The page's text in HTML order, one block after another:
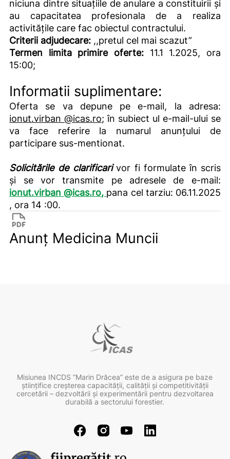
niciuna dintre situațiile de anulare a constituirii și
au capacitatea profesionala de a realiza
activitățile care fac obiectul contractului.
Criterii adjudecare: ,,pretul cel mai scazut”
Termen limita primire oferte: 11.1 1.2025, ora
15:00;
Informatii suplimentare:
Oferta se va depune pe e-mail, la adresa:
ionut.virban @icas.ro; în subiect ul e-mail-ului se
va face referire la numarul anunțului de
participare sus-mentionat.
Solicitările de clarificarivor fi formulate în scris
și se vor transmite pe adresele de e-mail:
ionut.virban @icas.ro, pana cel tarziu: 06.11.2025
, ora 14 :00.
Anunț Medicina Muncii
Misiunea INCDS ”Marin Drăcea” este de a asigura pe baze
ştiinţifice creşterea capacităţii, calităţii şi competitivităţii
cercetării – dezvoltării şi experimentării pentru dezvoltarea
durabilă a sectorului forestier.